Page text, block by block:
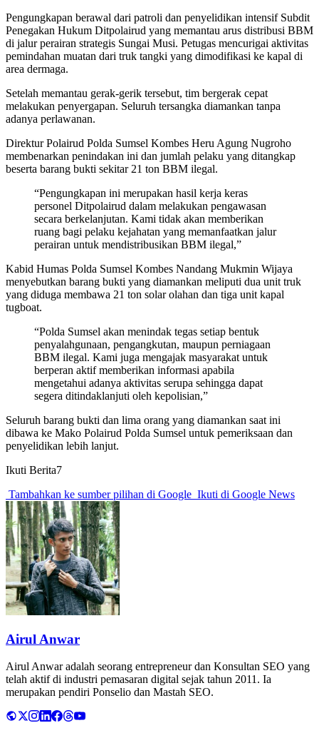
Pengungkapan berawal dari patroli dan penyelidikan intensif Subdit
Penegakan Hukum Ditpolairud yang memantau arus distribusi BBM
di jalur perairan strategis Sungai Musi. Petugas mencurigai aktivitas
pemindahan muatan dari truk tangki yang dimodifikasi ke kapal di
area dermaga.
Setelah memantau gerak-gerik tersebut, tim bergerak cepat
melakukan penyergapan. Seluruh tersangka diamankan tanpa
adanya perlawanan.
Direktur Polairud Polda Sumsel Kombes Heru Agung Nugroho
membenarkan penindakan ini dan jumlah pelaku yang ditangkap
beserta barang bukti sekitar 21 ton BBM ilegal.
“Pengungkapan ini merupakan hasil kerja keras
personel Ditpolairud dalam melakukan pengawasan
secara berkelanjutan. Kami tidak akan memberikan
ruang bagi pelaku kejahatan yang memanfaatkan jalur
perairan untuk mendistribusikan BBM ilegal,”
Kabid Humas Polda Sumsel Kombes Nandang Mukmin Wijaya
menyebutkan barang bukti yang diamankan meliputi dua unit truk
yang diduga membawa 21 ton solar olahan dan tiga unit kapal
tugboat.
“Polda Sumsel akan menindak tegas setiap bentuk
penyalahgunaan, pengangkutan, maupun perniagaan
BBM ilegal. Kami juga mengajak masyarakat untuk
berperan aktif memberikan informasi apabila
mengetahui adanya aktivitas serupa sehingga dapat
segera ditindaklanjuti oleh kepolisian,”
Seluruh barang bukti dan lima orang yang diamankan saat ini
dibawa ke Mako Polairud Polda Sumsel untuk pemeriksaan dan
penyelidikan lebih lanjut.
Ikuti Berita7
Tambahkan ke sumber pilihan di Google Ikuti di Google News
Airul Anwar
Airul Anwar adalah seorang entrepreneur dan Konsultan SEO yang
telah aktif di industri pemasaran digital sejak tahun 2011. Ia
merupakan pendiri Ponselio dan Mastah SEO.